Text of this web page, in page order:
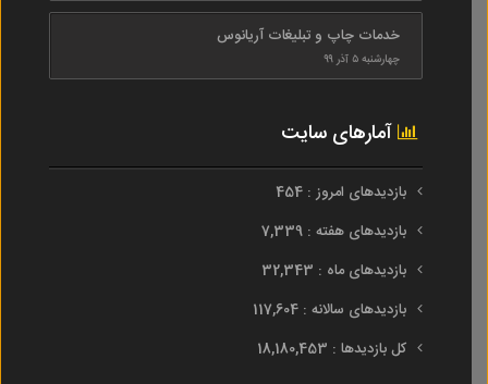
خدمات چاپ و تبلیغات آریانوس
چهارشنبه ۵ آذر ۹۹
آمارهای سایت
بازدیدهای امروز : 454
بازدیدهای هفته : 7,339
بازدیدهای ماه : 32,343
بازدیدهای سالانه : 117,604
کل بازدیدها : 18,180,453